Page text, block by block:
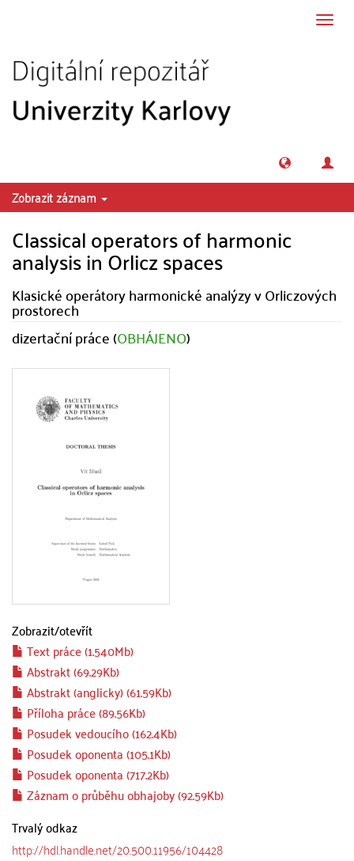
Zobrazit záznam
Classical operators of harmonic
analysis in Orlicz spaces
Klasické operátory harmonické analýzy v Orliczových
prostorech
dizertační práce (OBHÁJENO)
Zobrazit/otevřít
Text práce (1.540Mb)
Abstrakt (69.29Kb)
Abstrakt (anglicky) (61.59Kb)
Příloha práce (89.56Kb)
Posudek vedoucího (162.4Kb)
Posudek oponenta (105.1Kb)
Posudek oponenta (717.2Kb)
Záznam o průběhu obhajoby (92.59Kb)
Trvalý odkaz
http://hdl.handle.net/20.500.11956/104428